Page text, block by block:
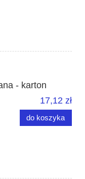
- karton
17,12 zł
do koszyka